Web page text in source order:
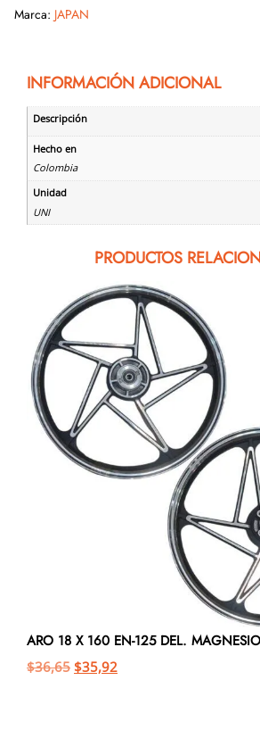
Marca: JAPAN
INFORMACIÓN ADICIONAL
Descripción
Hecho en
Colombia
Unidad
UNI
PRODUCTOS
ARO 18 X 160 EN-125 DEL.
$36,65 $35,92